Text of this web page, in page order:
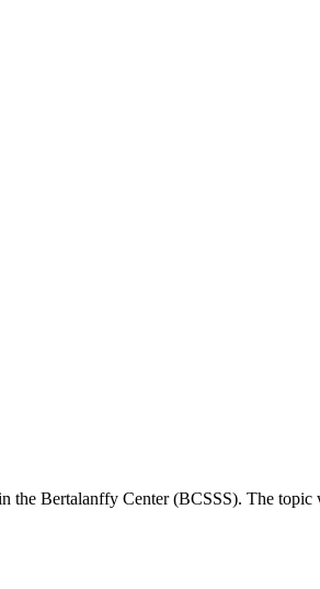
Bertalanffy Center (BCSSS). The topic